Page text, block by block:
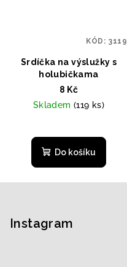
Srdíčka na výslužky s
holubičkama
8 Kč
Skladem (119 ks)
Do košíku
KÓD: 3119
Instagram